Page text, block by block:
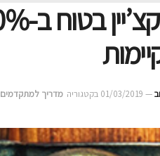
01/03/2019 בקטגוריה‎ מדריך למתקדמים